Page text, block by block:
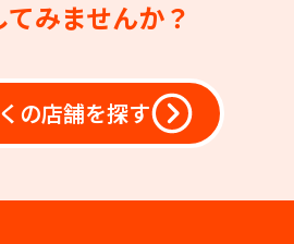
みませんか？
の店舗を探す